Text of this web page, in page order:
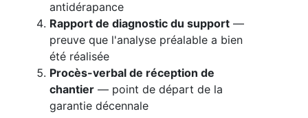
antidérapance
Rapport de diagnostic du support —
preuve que l'analyse préalable a bien
été réalisée
Procès-verbal de réception de
chantier — point de départ de la
garantie décennale